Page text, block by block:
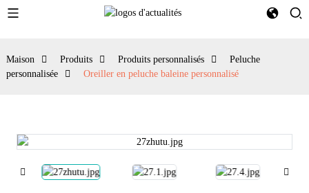
Maison Produits Produits personnalisés
Peluche
personnalisée
Oreiller en peluche baleine personnalisé